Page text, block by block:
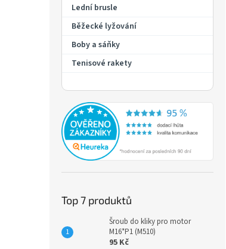
Lední brusle
Běžecké lyžování
Boby a sáňky
Tenisové rakety
Top 7 produktů
Šroub do kliky pro motor
M16*P1 (M510)
95 Kč